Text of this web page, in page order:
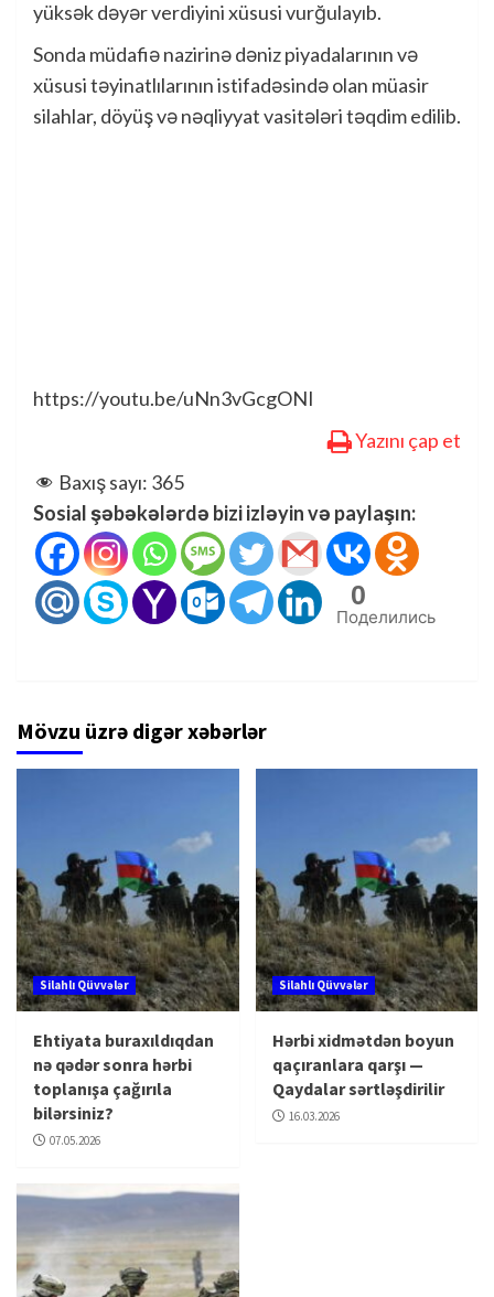
yüksək dəyər verdiyini xüsusi vurğulayıb.
Sonda müdafiə nazirinə dəniz piyadalarının və
xüsusi təyinatlılarının istifadəsində olan müasir
silahlar, döyüş və nəqliyyat vasitələri təqdim edilib.
https://youtu.be/uNn3vGcgONI
Yazını çap et
Baxış sayı: 365
Sosial şəbəkələrdə bizi izləyin və paylaşın:
0
Поделились
Mövzu üzrə digər xəbərlər
Silahlı Qüvvələr
Ehtiyata buraxıldıqdan
nə qədər sonra hərbi
toplanışa çağırıla
bilərsiniz?
07.05.2026
Silahlı Qüvvələr
Hərbi xidmətdən boyun
qaçıranlara qarşı —
Qaydalar sərtləşdirilir
16.03.2026